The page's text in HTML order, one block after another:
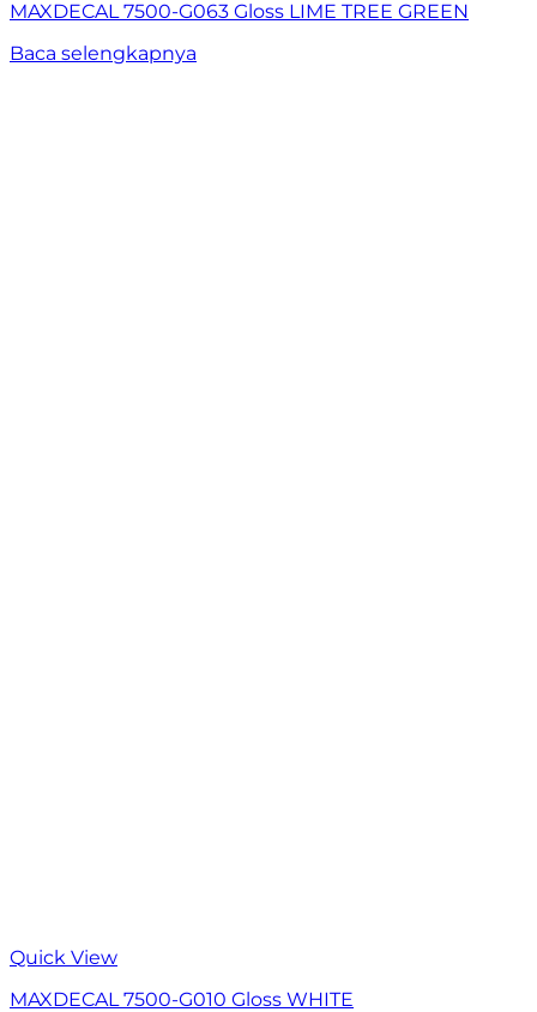
MAXDECAL 7500-G063 Gloss LIME TREE GREEN
Baca selengkapnya
Quick View
MAXDECAL 7500-G010 Gloss WHITE